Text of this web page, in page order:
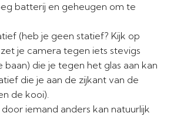
batterij en geheugen om te
(heb je geen statief? Kijk op
je camera tegen iets stevigs
baan) die je tegen het glas aan kan
die je aan de zijkant van de
de kooi).
iemand anders kan natuurlijk